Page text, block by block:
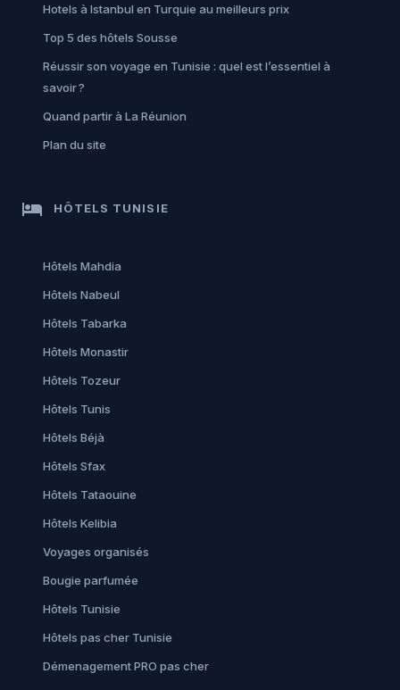
Hotels à Istanbul en Turquie au meilleurs prix
Top 5 des hôtels Sousse
Réussir son voyage en Tunisie : quel est l’essentiel à
savoir ?
Quand partir à La Réunion
Plan du site
hotel HÔTELS TUNISIE
Hôtels Mahdia
Hôtels Nabeul
Hôtels Tabarka
Hôtels Monastir
Hôtels Tozeur
Hôtels Tunis
Hôtels Béjà
Hôtels Sfax
Hôtels Tataouine
Hôtels Kelibia
Voyages organisés
Bougie parfumée
Hôtels Tunisie
Hôtels pas cher Tunisie
Démenagement PRO pas cher